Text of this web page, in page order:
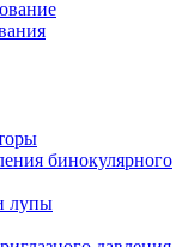
бинокулярного
лупы